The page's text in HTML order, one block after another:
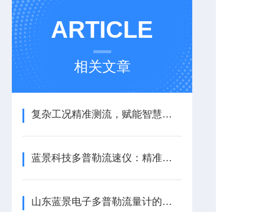
ARTICLE
相关文章
复杂工况精准测流，赋能智慧水务与水利全域流量管控
蓝景科技多普勒流速仪：精准赋能，智测水流
山东蓝景电子多普勒流量计的工作原理